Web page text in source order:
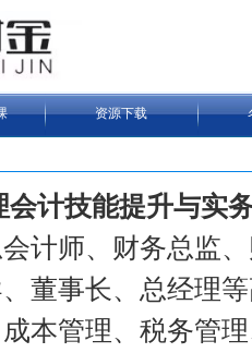
资源下载
计技能提升与实
计师、财务总监
董事长、总经理
本管理、税务管